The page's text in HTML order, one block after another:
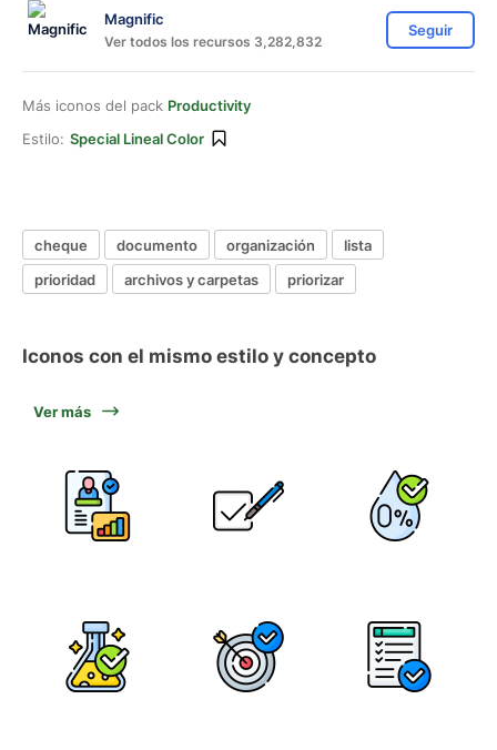
Magnific
Ver todos los recursos 3,282,832
Seguir
Más iconos del pack Productivity
Estilo: Special Lineal Color
cheque documento organización
lista
prioridad
archivos y carpetas priorizar
Iconos con el mismo estilo y concepto
Ver más